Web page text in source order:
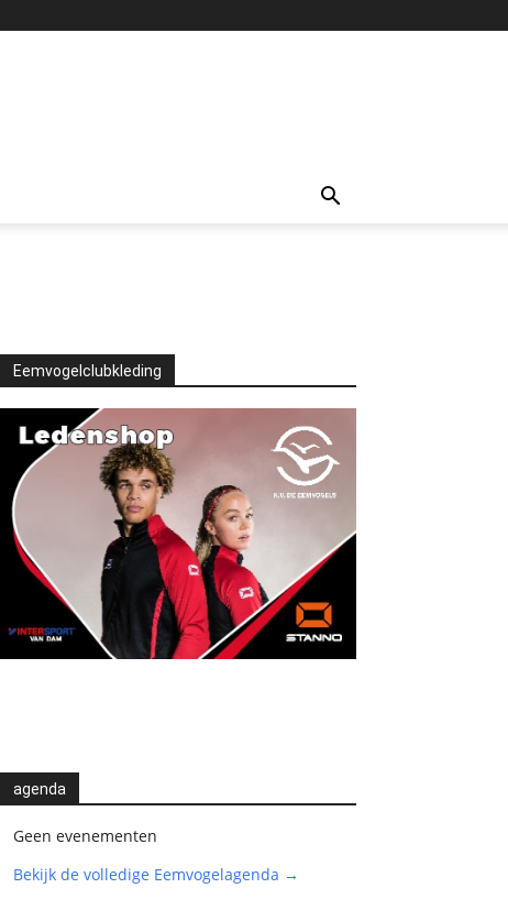
Eemvogelclubkleding
agenda
Geen evenementen
Bekijk de volledige Eemvogelagenda →